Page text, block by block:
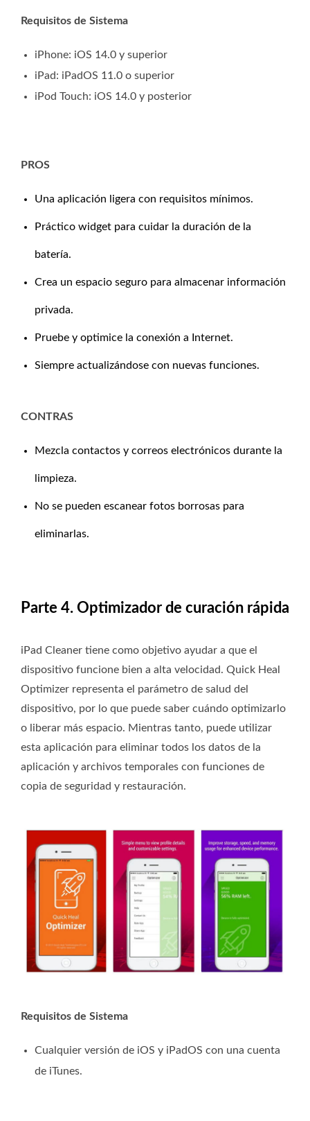
Requisitos de Sistema
iPhone: iOS 14.0 y superior
iPad: iPadOS 11.0 o superior
iPod Touch: iOS 14.0 y posterior
PROS
Una aplicación ligera con requisitos mínimos.
Práctico widget para cuidar la duración de la
batería.
Crea un espacio seguro para almacenar información
privada.
Pruebe y optimice la conexión a Internet.
Siempre actualizándose con nuevas funciones.
CONTRAS
Mezcla contactos y correos electrónicos durante la
limpieza.
No se pueden escanear fotos borrosas para
eliminarlas.
Parte 4. Optimizador de curación rápida
iPad Cleaner tiene como objetivo ayudar a que el
dispositivo funcione bien a alta velocidad. Quick Heal
Optimizer representa el parámetro de salud del
dispositivo, por lo que puede saber cuándo optimizarlo
o liberar más espacio. Mientras tanto, puede utilizar
esta aplicación para eliminar todos los datos de la
aplicación y archivos temporales con funciones de
copia de seguridad y restauración.
Requisitos de Sistema
Cualquier versión de iOS y iPadOS con una cuenta
de iTunes.